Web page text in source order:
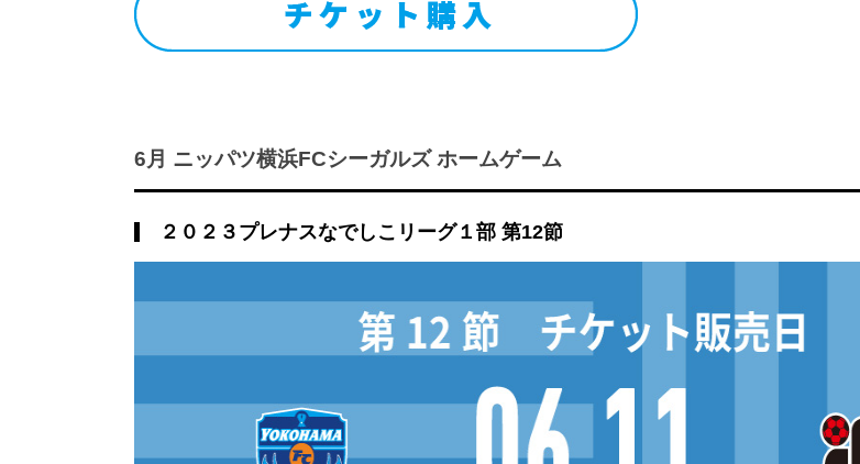
6月 ニッパツ横浜FCシーガルズ ホームゲーム
２０２３プレナスなでしこリーグ１部 第12節